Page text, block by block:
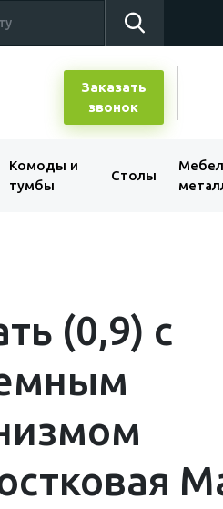
Заказать
звонок
Комоды и
тумбы
Столы
(0,9) с